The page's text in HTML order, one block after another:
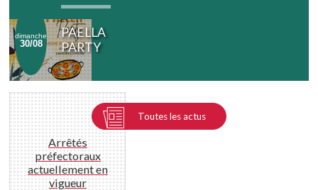
dimanche
30/08
PAELLA
PARTY
Arrêtés
préfectoraux
actuellement en
vigueur
Toutes les actus